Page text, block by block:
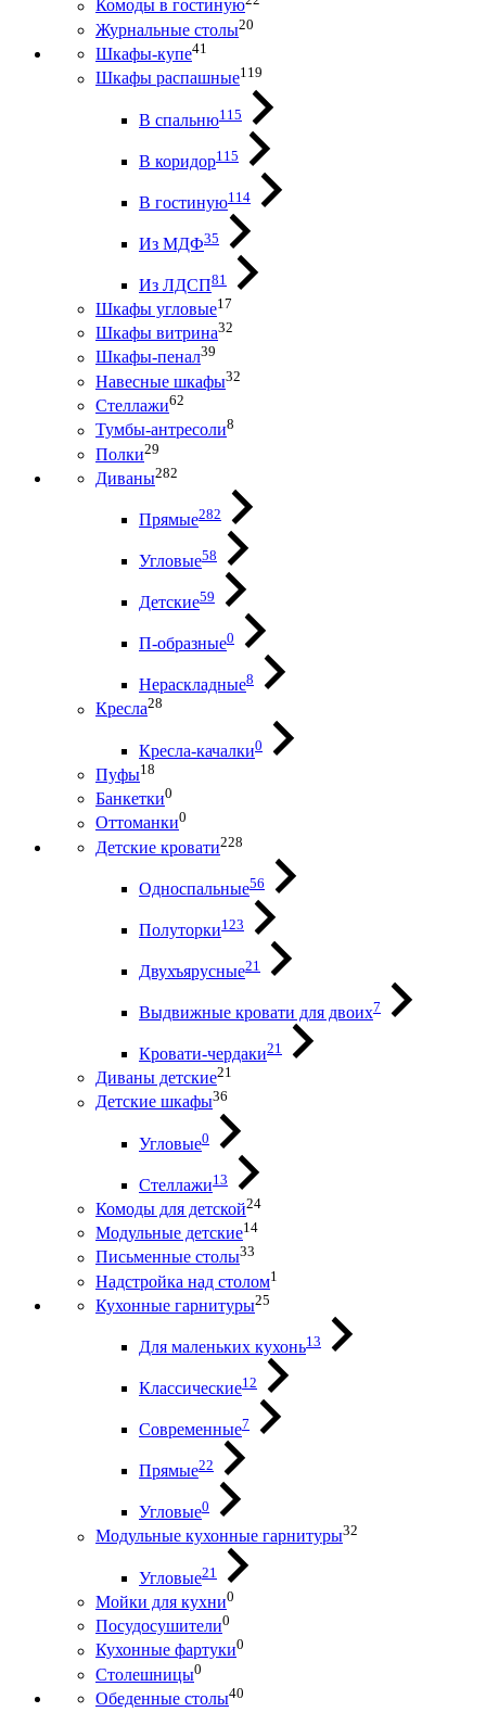
Комоды в гостиную
Журнальные столы20
Шкафы-купе41
Шкафы распашные119
В спальню115
В коридор115
В гостиную114
Из МДФ35
Из ЛДСП81
Шкафы угловые17
Шкафы витрина32
Шкафы-пенал39
Навесные шкафы32
Стеллажи62
Тумбы-антресоли8
Полки29
Диваны282
Прямые282
Угловые58
Детские59
П-образные0
Нераскладные8
Кресла28
Кресла-качалки0
Пуфы18
Банкетки0
Оттоманки0
Детские кровати228
Односпальные56
Полуторки123
Двухъярусные21
Выдвижные кровати для двоих7
Кровати-чердаки21
Диваны детские21
Детские шкафы36
Угловые0
Стеллажи13
Комоды для детской24
Модульные детские14
Письменные столы33
Надстройка над столом1
Кухонные гарнитуры25
Для маленьких кухонь13
Классические12
Современные7
Прямые22
Угловые0
Модульные кухонные гарнитуры32
Угловые21
Мойки для кухни0
Посудосушители0
Кухонные фартуки0
Столешницы0
Обеденные столы40